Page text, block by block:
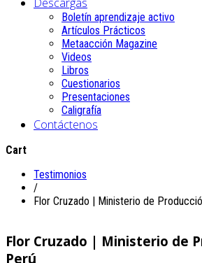
Boletín aprendizaje activo
Artículos Prácticos
Metaacción Magazine
Videos
Libros
Cuestionarios
Presentaciones
Caligrafía
Contáctenos
Cart
Testimonios
/
Flor Cruzado | Ministerio de
Flor Cruzado | Ministerio de
Perú